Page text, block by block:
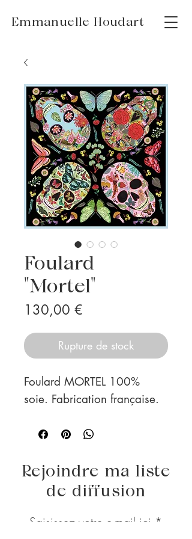
Emmanuelle Houdart
Foulard
"Mortel"
130,00 €
Rupture de stock
Foulard MORTEL 100%
soie. Fabrication française.
Rejoindre ma liste
de diffusion
Saisissez votre e-mail ici